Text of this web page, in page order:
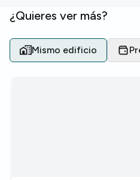
¿Quieres ver más?
Mismo edificio